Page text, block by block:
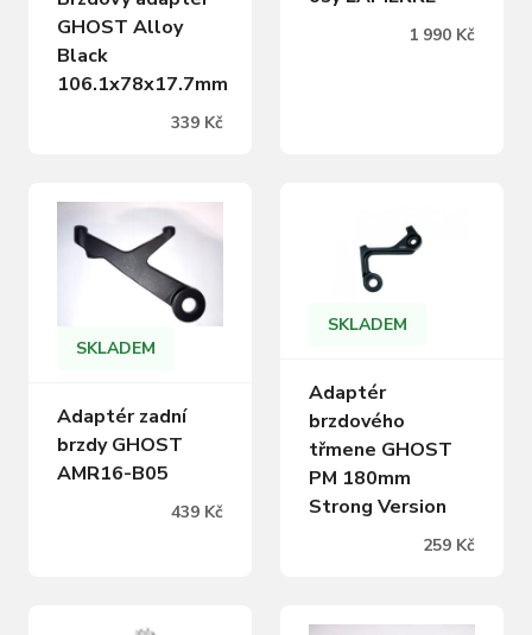
GHOST Alloy
Black
106.1x78x17.7mm
339 Kč
1 990 Kč
SKLADEM
Adaptér zadní
brzdy GHOST
AMR16-B05
439 Kč
SKLADEM
Adaptér
brzdového
třmene GHOST
PM 180mm
Strong Version
259 Kč